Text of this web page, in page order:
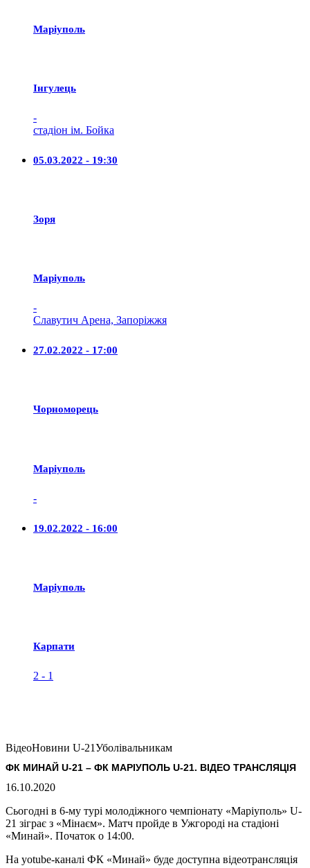
Маріуполь
Iнгулець
-
стадіон ім. Бойка
05.03.2022 - 19:30
Зоря
Маріуполь
-
Славутич Арена, Запоріжжя
27.02.2022 - 17:00
Чорноморець
Маріуполь
-
19.02.2022 - 16:00
Маріуполь
Карпати
2 - 1
ВідеоНовини U-21Уболівальникам
ФК МИНАЙ U-21 – ФК МАРІУПОЛЬ U-21. ВІДЕО ТРАНСЛЯЦІЯ
16.10.2020
Сьогодні в 6-му турі молодіжного чемпіонату «Маріуполь» U-
21 зіграє з «Мінаєм». Матч пройде в Ужгороді на стадіоні
«Минай». Початок о 14:00.
На yotube-каналі ФК «Минай» буде доступна відеотрансляція